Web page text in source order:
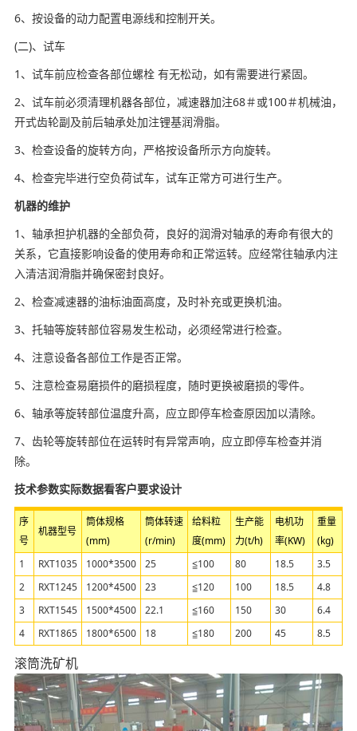
6、按设备的动力配置电源线和控制开关。
(二)、试车
1、试车前应检查各部位螺栓 有无松动，如有需要进行紧固。
2、试车前必须清理机器各部位，减速器加注68＃或100＃机械油，
开式齿轮副及前后轴承处加注锂基润滑脂。
3、检查设备的旋转方向，严格按设备所示方向旋转。
4、检查完毕进行空负荷试车，试车正常方可进行生产。
机器的维护
1、轴承担护机器的全部负荷，良好的润滑对轴承的寿命有很大的
关系，它直接影响设备的使用寿命和正常运转。应经常往轴承内注
入清洁润滑脂并确保密封良好。
2、检查减速器的油标油面高度，及时补充或更换机油。
3、托轴等旋转部位容易发生松动，必须经常进行检查。
4、注意设备各部位工作是否正常。
5、注意检查易磨损件的磨损程度，随时更换被磨损的零件。
6、轴承等旋转部位温度升高，应立即停车检查原因加以清除。
7、齿轮等旋转部位在运转时有异常声响，应立即停车检查并消
除。
技术参数实际数据看客户要求设计
序
号
机器型号
筒体规格
(mm)
筒体转速
(r/min)
给料粒
度(mm)
生产能
力(t/h)
电机功
率(KW)
重量
(kg)
1
RXT1035 1000*3500 25 ≦100 80 18.5
3.5
2
RXT1245 1200*4500 23 ≦120 100 18.5
4.8
3
RXT1545 1500*4500 22.1 ≦160 150 30
6.4
4
RXT1865 1800*6500 18 ≦180 200 45 8.5
滚筒洗矿机